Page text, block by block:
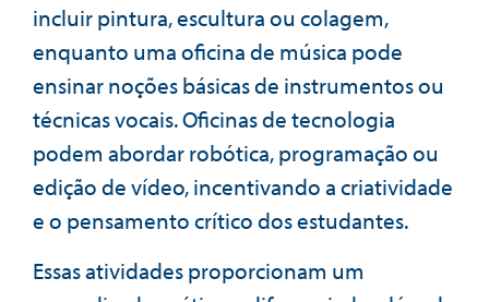
incluir pintura, escultura ou colagem,
enquanto uma oficina de música pode
ensinar noções básicas de instrumentos ou
técnicas vocais. Oficinas de tecnologia
podem abordar robótica, programação ou
edição de vídeo, incentivando a criatividade
e o pensamento crítico dos estudantes.
Essas atividades proporcionam um